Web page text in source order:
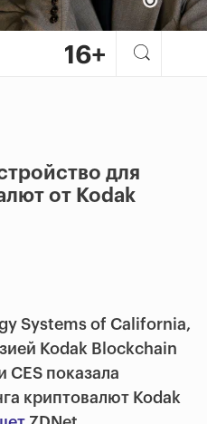
для
от Kodak
Systems of California,
Kodak Blockchain
CES показала
криптовалют Kodak